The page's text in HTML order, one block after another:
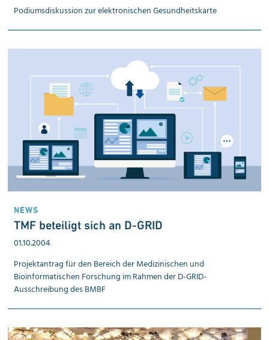
Podiumsdiskussion zur elektronischen Gesundheitskarte
NEWS
TMF beteiligt sich an D-GRID
01.10.2004
Projektantrag für den Bereich der Medizinischen und
Bioinformatischen Forschung im Rahmen der D-GRID-
Ausschreibung des BMBF